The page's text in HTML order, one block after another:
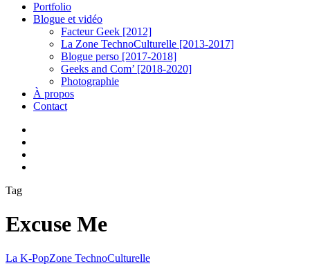
Portfolio
Blogue et vidéo
Facteur Geek [2012]
La Zone TechnoCulturelle [2013-2017]
Blogue perso [2017-2018]
Geeks and Com’ [2018-2020]
Photographie
À propos
Contact
Tag
Excuse Me
[Découverte
La K-PopZone TechnoCulturelle